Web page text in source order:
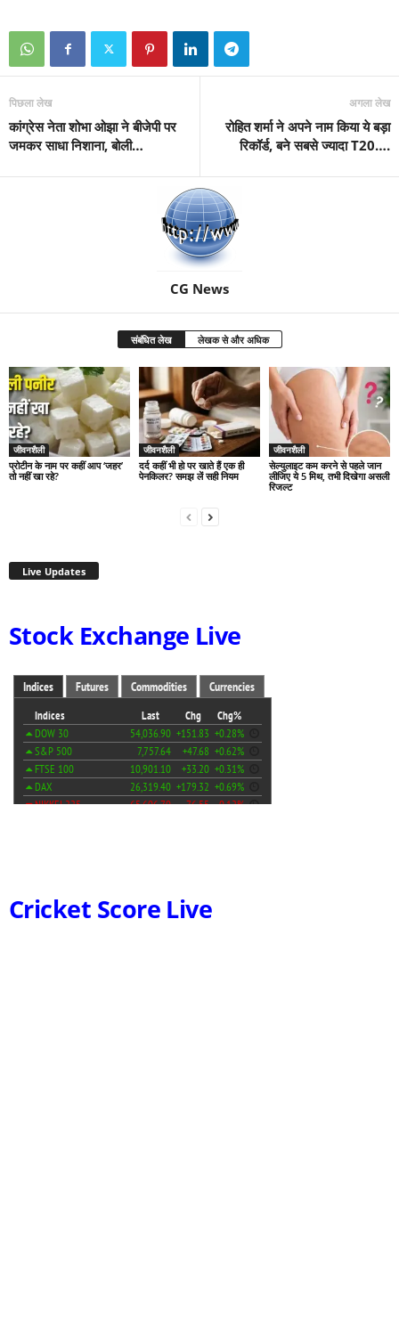
पिछला लेख
कांग्रेस नेता शोभा ओझा ने बीजेपी पर
जमकर साधा निशाना, बोली…
अगला लेख
रोहित शर्मा ने अपने नाम किया ये बड़ा
रिकॉर्ड, बने सबसे ज्यादा T20….
CG News
संबंधित लेख लेखक से और अधिक
जीवनशैली
प्रोटीन के नाम पर कहीं आप ‘जहर’
तो नहीं खा रहे?
जीवनशैली
दर्द कहीं भी हो पर खाते हैं एक ही
पेनकिलर? समझ लें सही नियम
जीवनशैली
सेल्युलाइट कम करने से पहले जान
लीजिए ये 5 मिथ, तभी दिखेगा असली
रिजल्ट
Live Updates
Stock Exchange Live
Cricket Score Live